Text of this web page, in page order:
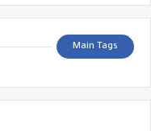
Main Tags